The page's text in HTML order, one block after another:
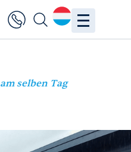
am selben Tag